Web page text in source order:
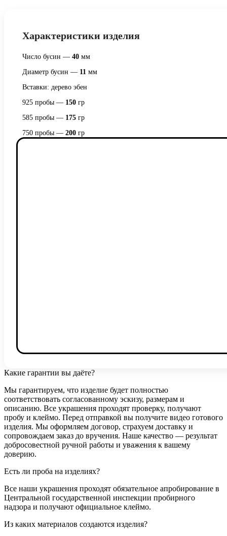
Характеристики изделия
Число бусин — 40 мм
Диаметр бусин — 11 мм
Вставки: дерево эбен
925 пробы — 150 гр
585 пробы — 175 гр
750 пробы — 200 гр
Какие гарантии вы даёте?
Мы гарантируем, что изделие будет полностью
соответствовать согласованному эскизу, размерам и
описанию. Все украшения проходят проверку, получают
пробу и клеймо. Перед отправкой вы получите видео готового
изделия. Мы оформляем договор, страхуем доставку и
сопровождаем заказ до вручения. Наше качество — результат
добросовестной ручной работы и уважения к вашему
доверию.
Есть ли проба на изделиях?
Все наши украшения проходят обязательное апробирование в
Центральной государственной инспекции пробирного
надзора и получают официальное клеймо.
Из каких материалов создаются изделия?